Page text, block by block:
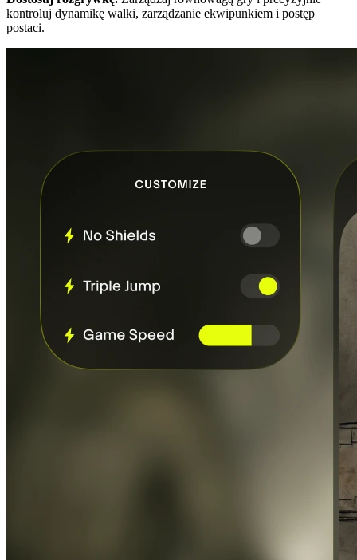
kontroluj dynamikę walki, zarządzanie ekwipunkiem i postęp
postaci.